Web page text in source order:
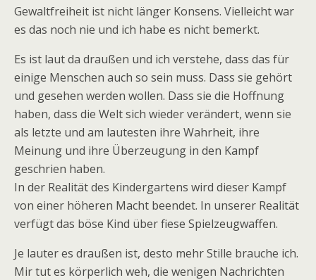
Gewaltfreiheit ist nicht länger Konsens. Vielleicht war
es das noch nie und ich habe es nicht bemerkt.
Es ist laut da draußen und ich verstehe, dass das für
einige Menschen auch so sein muss. Dass sie gehört
und gesehen werden wollen. Dass sie die Hoffnung
haben, dass die Welt sich wieder verändert, wenn sie
als letzte und am lautesten ihre Wahrheit, ihre
Meinung und ihre Überzeugung in den Kampf
geschrien haben.
In der Realität des Kindergartens wird dieser Kampf
von einer höheren Macht beendet. In unserer Realität
verfügt das böse Kind über fiese Spielzeugwaffen.
Je lauter es draußen ist, desto mehr Stille brauche ich.
Mir tut es körperlich weh, die wenigen Nachrichten